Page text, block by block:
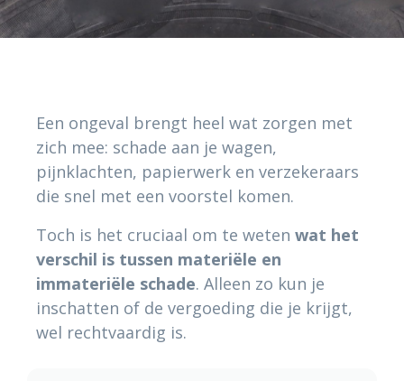
Een ongeval brengt heel wat zorgen met
zich mee: schade aan je wagen,
pijnklachten, papierwerk en verzekeraars
die snel met een voorstel komen.
Toch is het cruciaal om te weten wat het
verschil is tussen materiële en
immateriële schade. Alleen zo kun je
inschatten of de vergoeding die je krijgt,
wel rechtvaardig is.